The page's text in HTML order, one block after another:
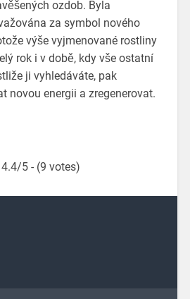
ozdob. Byla
za symbol nového
výše vyjmenované rostliny
rok i v době, kdy vše ostatní
ji vyhledáváte, pak
novou energii a zregenerovat.
4.4/5 - (9 votes)